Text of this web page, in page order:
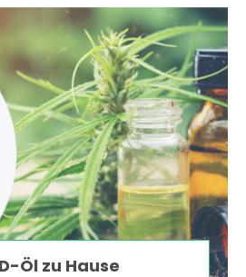
Öl zu Hause